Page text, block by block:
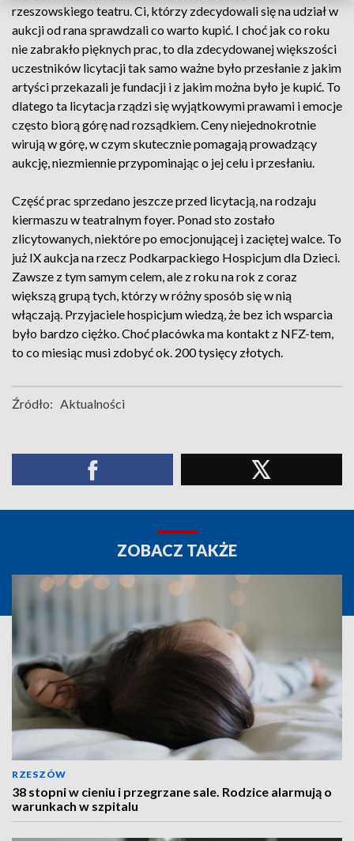
rzeszowskiego teatru. Ci, którzy zdecydowali się na udział w
aukcji od rana sprawdzali co warto kupić. I choć jak co roku
nie zabrakło pięknych prac, to dla zdecydowanej większości
uczestników licytacji tak samo ważne było przesłanie z jakim
artyści przekazali je fundacji i z jakim można było je kupić. To
dlatego ta licytacja rządzi się wyjątkowymi prawami i emocje
często biorą górę nad rozsądkiem. Ceny niejednokrotnie
wirują w górę, w czym skutecznie pomagają prowadzący
aukcję, niezmiennie przypominając o jej celu i przesłaniu.
Część prac sprzedano jeszcze przed licytacją, na rodzaju
kiermaszu w teatralnym foyer. Ponad sto zostało
zlicytowanych, niektóre po emocjonującej i zaciętej walce. To
już IX aukcja na rzecz Podkarpackiego Hospicjum dla Dzieci.
Zawsze z tym samym celem, ale z roku na rok z coraz
większą grupą tych, którzy w różny sposób się w nią
włączają. Przyjaciele hospicjum wiedzą, że bez ich wsparcia
było bardzo ciężko. Choć placówka ma kontakt z NFZ-tem,
to co miesiąc musi zdobyć ok. 200 tysięcy złotych.
Źródło: Aktualności
ZOBACZ TAKŻE
RZESZÓW
38 stopni w cieniu i przegrzane sale. Rodzice alarmują o
warunkach w szpitalu